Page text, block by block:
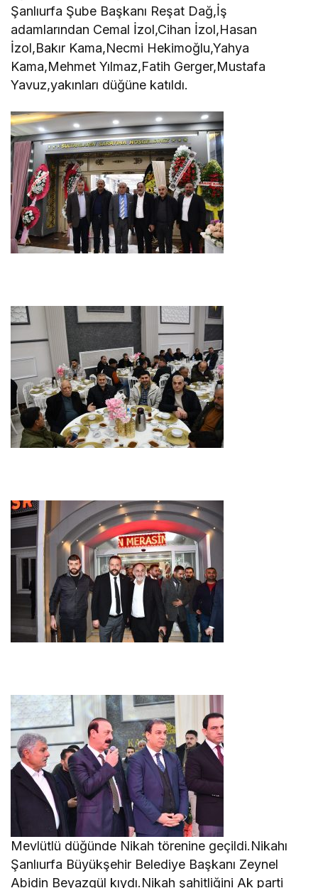
Şanlıurfa Şube Başkanı Reşat Dağ,İş
adamlarından Cemal İzol,Cihan İzol,Hasan
İzol,Bakır Kama,Necmi Hekimoğlu,Yahya
Kama,Mehmet Yılmaz,Fatih Gerger,Mustafa
Yavuz,yakınları düğüne katıldı.
Mevlütlü düğünde Nikah törenine geçildi.Nikahı
Şanlıurfa Büyükşehir Belediye Başkanı Zeynel
Abidin Beyazgül kıydı.Nikah şahitliğini Ak parti